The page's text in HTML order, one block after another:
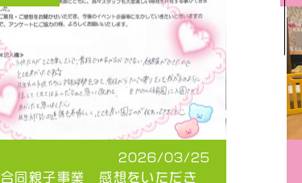
2026/03/25
合同親子事業 感想をいただき